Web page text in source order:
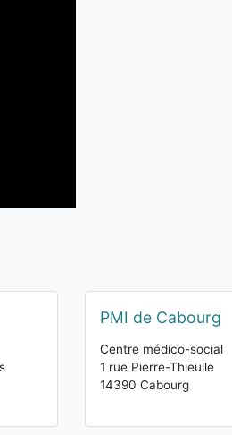
PMI de Cabourg
Centre médico-social
1 rue Pierre-Thieulle
14390 Cabourg